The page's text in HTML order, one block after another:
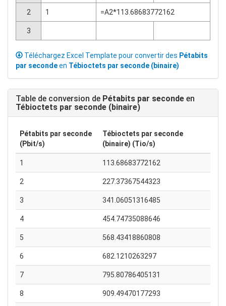
2 1 =A2*113.68683772162
3
Téléchargez Excel Template pour convertir des Pétabits
par secondeen Tébioctets par seconde (binaire)
Table de conversion de Pétabits par seconde en
Tébioctets par seconde (binaire)
Pétabits par seconde
(Pbit/s)
Tébioctets par seconde
(binaire) (Tio/s)
1 113.68683772162
2 227.37367544323
3 341.06051316485
4 454.74735088646
5 568.43418860808
6 682.1210263297
7 795.80786405131
8 909.49470177293